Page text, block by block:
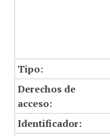
Tipo:
Derechos de
acceso:
Identificador: